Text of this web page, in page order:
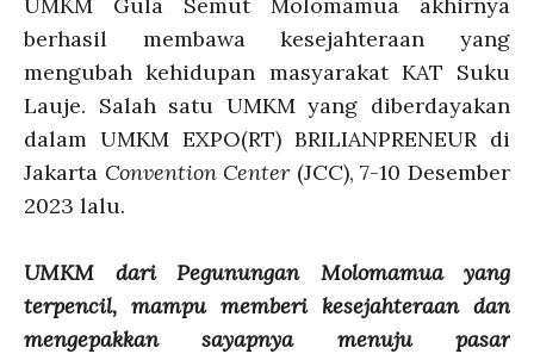
berhasil membawa kesejahteraan yang
mengubah kehidupan masyarakat KAT Suku
Lauje. Salah satu UMKM yang diberdayakan
dalam UMKM EXPO(RT) BRILIANPRENEUR di
Jakarta Convention Center (JCC), 7-10 Desember
2023 lalu.
UMKM dari Pegunungan Molomamua yang
terpencil, mampu memberi kesejahteraan dan
mengepakkan sayapnya menuju pasar